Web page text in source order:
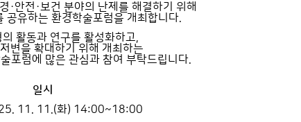
·안전·보건 분야의 난제를 해결하기 위해
공유하는 환경학술포럼을 개최합니다.
활동과 연구를 활성화하고,
변을 확대하기 위해 개최하는
포럼에 많은 관심과 참여 부탁드립니다.
일시
11. 11.(화) 14:00~18:00